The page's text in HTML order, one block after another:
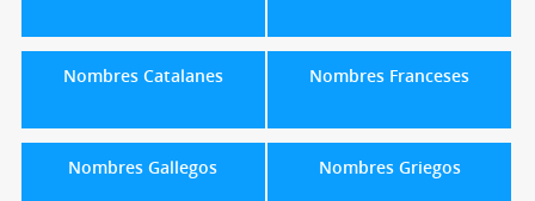
Nombres Catalanes Nombres Franceses
Nombres Gallegos Nombres Griegos